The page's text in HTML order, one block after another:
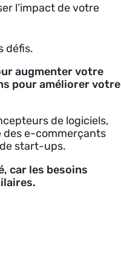
l’impact de votre
défis.
augmenter votre
pour améliorer votre
de logiciels,
des e-commerçants
start-ups.
car les besoins